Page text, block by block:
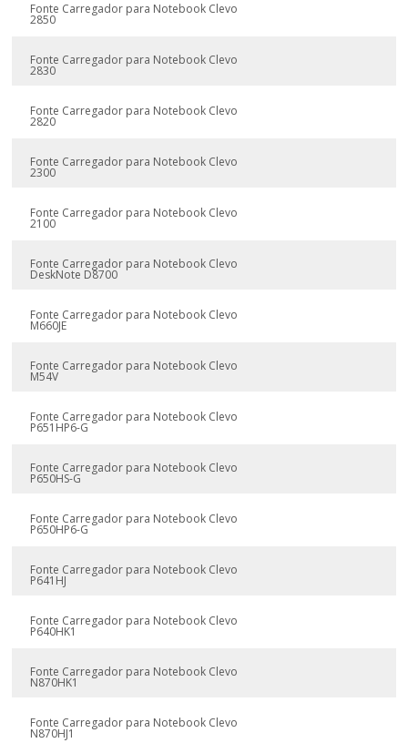
Fonte Carregador para Notebook Clevo
2850
Fonte Carregador para Notebook Clevo
2830
Fonte Carregador para Notebook Clevo
2820
Fonte Carregador para Notebook Clevo
2300
Fonte Carregador para Notebook Clevo
2100
Fonte Carregador para Notebook Clevo
DeskNote D8700
Fonte Carregador para Notebook Clevo
M660JE
Fonte Carregador para Notebook Clevo
M54V
Fonte Carregador para Notebook Clevo
P651HP6-G
Fonte Carregador para Notebook Clevo
P650HS-G
Fonte Carregador para Notebook Clevo
P650HP6-G
Fonte Carregador para Notebook Clevo
P641HJ
Fonte Carregador para Notebook Clevo
P640HK1
Fonte Carregador para Notebook Clevo
N870HK1
Fonte Carregador para Notebook Clevo
N870HJ1